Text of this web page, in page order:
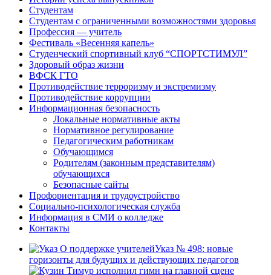
Студентам
Студентам с ограниченными возможностями здоровья
Профессия — учитель
Фестиваль «Весенняя капель»
Студенческий спортивный клуб “СПОРТСТИМУЛ”
Здоровый образ жизни
ВФСК ГТО
Противодействие терроризму и экстремизму
Противодействие коррупции
Информационная безопасность
Локальные нормативные акты
Нормативное регулирование
Педагогическим работникам
Обучающимся
Родителям (законным представителям)
обучающихся
Безопасные сайты
Профориентация и трудоустройство
Социально-психологическая служба
Информация в СМИ о колледже
Контакты
Указ № 498: новые
горизонты для будущих и действующих педагогов